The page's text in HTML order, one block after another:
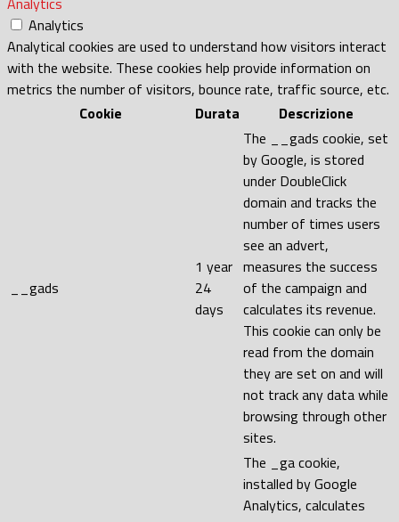
Analytics
Analytical cookies are used to understand how visitors interact
with the website. These cookies help provide information on
metrics the number of visitors, bounce rate, traffic source, etc.
Cookie
Durata Descrizione
__gads
1 year
24
days
The __gads cookie, set
by Google, is stored
under DoubleClick
domain and tracks the
number of times users
see an advert,
measures the success
of the campaign and
calculates its revenue.
This cookie can only be
read from the domain
they are set on and will
not track any data while
browsing through other
sites.
The _ga cookie,
installed by Google
Analytics, calculates